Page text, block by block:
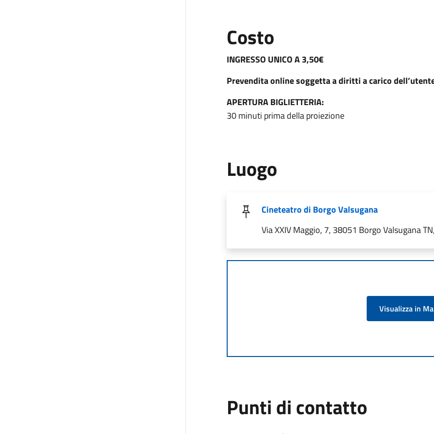
Costo
INGRESSO UNICO A 3,50€
Prevendita online soggetta a diritti a carico
APERTURA BIGLIETTERIA:
30 minuti prima della proiezione
Luogo
Cineteatro di Borgo Valsugana
Via XXIV Maggio, 7, 38051 Borgo Valsugana
Visualizza in
Punti di contatto